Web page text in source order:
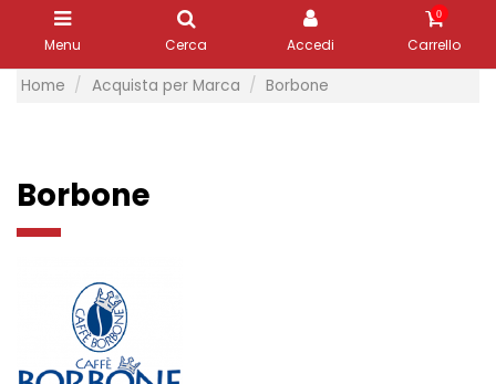
Menu Cerca Accedi
0
Carrello
Home Acquista per Marca Borbone
Borbone